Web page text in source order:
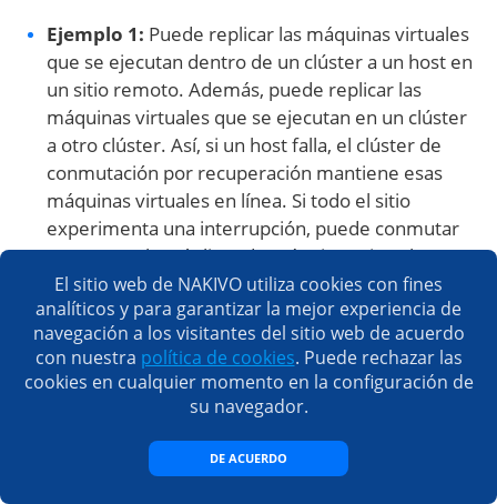
Ejemplo 1: Puede replicar las máquinas virtuales
que se ejecutan dentro de un clúster a un host en
un sitio remoto. Además, puede replicar las
máquinas virtuales que se ejecutan en un clúster
a otro clúster. Así, si un host falla, el clúster de
conmutación por recuperación mantiene esas
máquinas virtuales en línea. Si todo el sitio
experimenta una interrupción, puede conmutar
por error a las réplicas de máquinas virtuales
almacenadas en un sitio remoto.
Ejemplo 2:Un virus daña los archivos de algunas
máquinas virtuales. Un clúster de conmutación
por recuperación no puede proteger contra este
tipo de fallos. Pero si tiene réplicas de VM con
restaurar cada VM a un punto de tiempo anterior
El sitio web de NAKIVO utiliza cookies con fines
analíticos y para garantizar la mejor experiencia de
navegación a los visitantes del sitio web de acuerdo
con nuestra política de cookies. Puede rechazar las
cookies en cualquier momento en la configuración de
su navegador.
DE ACUERDO